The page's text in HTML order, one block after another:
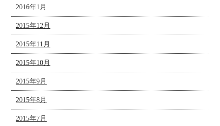
2016年1月
2015年12月
2015年11月
2015年10月
2015年9月
2015年8月
2015年7月